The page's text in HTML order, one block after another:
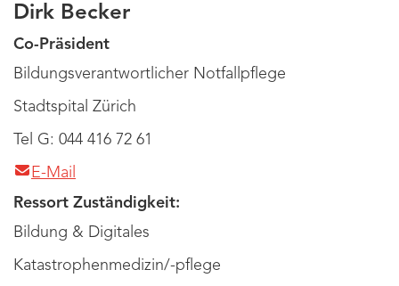
Dirk Becker
Co-Präsident
Bildungsverantwortlicher Notfallpflege
Stadtspital Zürich
Tel G: 044 416 72 61
E-Mail
Ressort Zuständigkeit:
Bildung & Digitales
Katastrophenmedizin/-pflege